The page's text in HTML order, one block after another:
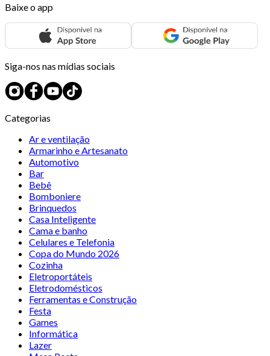
Baixe o app
Siga-nos nas mídias sociais
Categorias
Ar e ventilação
Armarinho e Artesanato
Automotivo
Bar
Bebê
Bomboniere
Brinquedos
Casa Inteligente
Cama e banho
Celulares e Telefonia
Copa do Mundo 2026
Cozinha
Eletroportáteis
Eletrodomésticos
Ferramentas e Construção
Festa
Games
Informática
Lazer